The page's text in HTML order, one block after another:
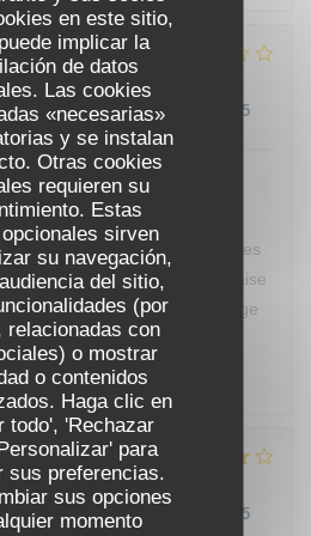
en este sitio,
implicar la
de datos
Las cookies
«necesarias»
y se instalan
Otras cookies
requieren su
Estas
sirven
su navegación,
del sitio,
(por
relacionadas con
o mostrar
o contenidos
Haga clic en
todo', 'Rechazar
para
sus preferencias.
sus opciones
momento
2
/5 Menú: 1/5 Calidad / Precio /5
chez vous, nous avons
ne sommes vraiment pas
cantine. D’ailleurs nous sommes
d’avoir encore une mauvaise
de cuisinier c’est dommage
placé et votre accueil était
1
/5 Menú: 4/5 Calidad / Precio /5